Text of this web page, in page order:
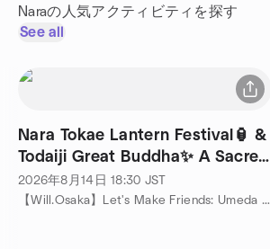
Naraの人気アクティビティを探す
See all
Nara Tokae Lantern Festival🏮 &
Todaiji Great Buddha✨ A Sacred
Night Stroll🌃
2026年8月14日 18:30 JST
【Will.Osaka】Let's Make Friends: Umeda Cafe☕ & Kansai Tour📸 主催